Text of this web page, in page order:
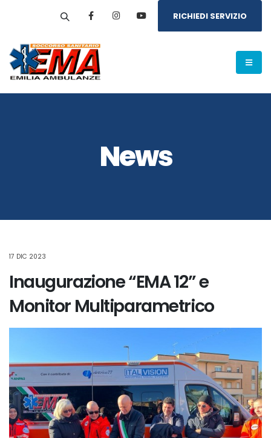
RICHIEDI SERVIZIO
News
17 DIC 2023
Inaugurazione “EMA 12” e
Monitor Multiparametrico